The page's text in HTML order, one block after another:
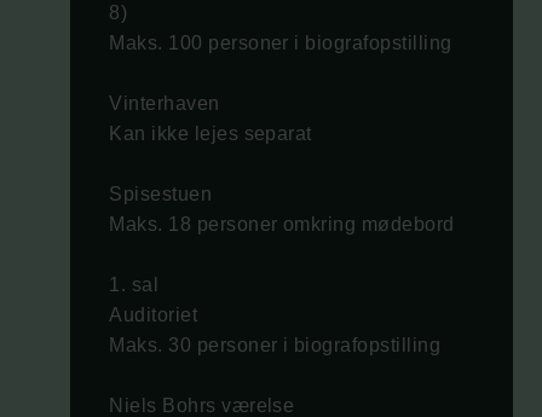
8)
Maks. 100 personer i biografopstilling
Vinterhaven
Kan ikke lejes separat
Spisestuen
Maks. 18 personer omkring mødebord
1. sal
Auditoriet
Maks. 30 personer i biografopstilling
Niels Bohrs værelse